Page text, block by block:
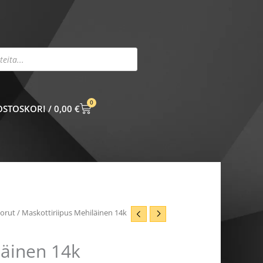
0,00 €
0
CART
/ Maskottiriipus Mehiläinen 14k
14k